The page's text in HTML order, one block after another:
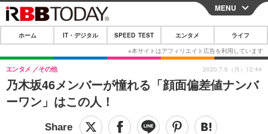
CLOSE
ホーム
IT・デジタル
IT・デジタルTOP スマートフォン
SPEED TEST
MENU
ホーム IT・デジタル SPEED TEST エンタメ ライフ
乃木坂46メンバーが憧れる「顔面偏差値ナンバ
ーワン」はこの人！
エンタメ その他 2020.7.6（月）12:44